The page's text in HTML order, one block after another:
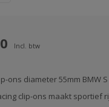
Incl. btw
ons diameter 55mm BMW S
clip-ons maakt sportief